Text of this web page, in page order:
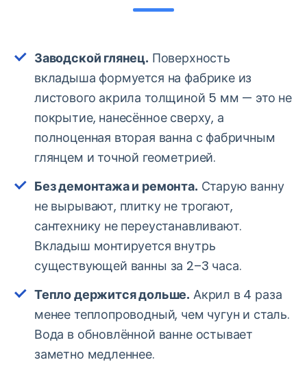
Заводской глянец. Поверхность
вкладыша формуется на фабрике из
листового акрила толщиной 5 мм — это не
покрытие, нанесённое сверху, а
полноценная вторая ванна с фабричным
глянцем и точной геометрией.
Без демонтажа и ремонта. Старую ванну
не вырывают, плитку не трогают,
сантехнику не переустанавливают.
Вкладыш монтируется внутрь
существующей ванны за 2–3 часа.
Тепло держится дольше. Акрил в 4 раза
менее теплопроводный, чем чугун и сталь.
Вода в обновлённой ванне остывает
заметно медленнее.